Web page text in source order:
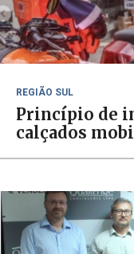
REGIÃO SUL
Princípio de
calçados